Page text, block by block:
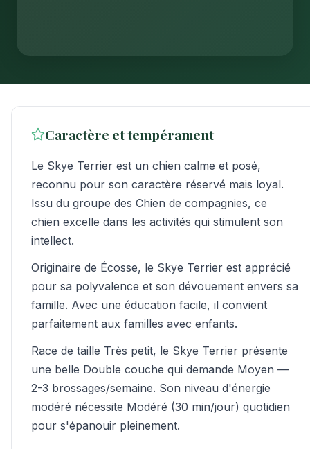
Caractère et tempérament
Le Skye Terrier est un chien calme et posé,
reconnu pour son caractère réservé mais loyal.
Issu du groupe des Chien de compagnies, ce
chien excelle dans les activités qui stimulent son
intellect.
Originaire de Écosse, le Skye Terrier est apprécié
pour sa polyvalence et son dévouement envers sa
famille. Avec une éducation facile, il convient
parfaitement aux familles avec enfants.
Race de taille Très petit, le Skye Terrier présente
une belle Double couche qui demande Moyen —
2-3 brossages/semaine. Son niveau d'énergie
modéré nécessite Modéré (30 min/jour) quotidien
pour s'épanouir pleinement.